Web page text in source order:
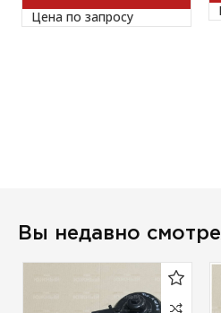
Цена по запросу
Вы недавно